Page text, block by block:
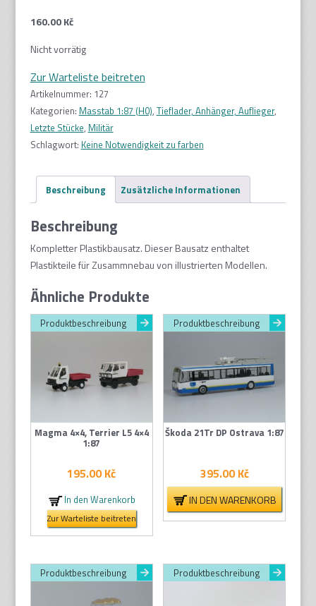
160.00Kč
Nicht vorrätig
Zur Warteliste beitreten
Artikelnummer: 127
Kategorien: Masstab 1:87 (H0), Tieflader, Anhänger, Auflieger,
Letzte Stücke, Militär
Schlagwort: Keine Notwendigkeit zu farben
Beschreibung Zusätzliche Informationen
Beschreibung
Kompletter Plastikbausatz. Dieser Bausatz enthaltet
Plastikteile für Zusammnebau von illustrierten Modellen.
Ähnliche Produkte
Produktbeschreibung
Magma 4×4, Terrier L5 4×4
1:87
195.00Kč
In den Warenkorb
Zur Warteliste beitreten
Produktbeschreibung
Škoda 21Tr DP Ostrava 1:87
395.00Kč
IN DEN WARENKORB
Produktbeschreibung Produktbeschreibung